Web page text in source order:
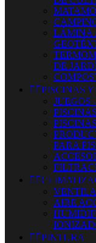
LÁMINA
DE
 PISCINAS
JUEGOS
PARA
 
AIRE
 PINTURA